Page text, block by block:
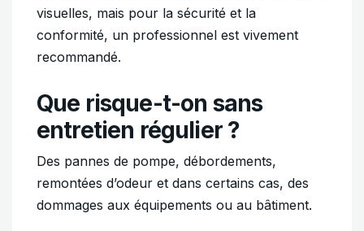
visuelles, mais pour la sécurité et la
conformité, un professionnel est vivement
recommandé.
Que risque-t-on sans
entretien régulier ?
Des pannes de pompe, débordements,
remontées d’odeur et dans certains cas, des
dommages aux équipements ou au bâtiment.